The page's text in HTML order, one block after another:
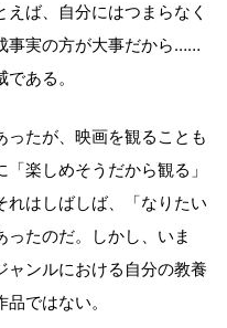
ば、自分にはつまらなく
事実の方が大事だから……
ある。
たが、映画を観ることも
楽しめそうだから観る」
れはしばしば、「なりたい
ったのだ。しかし、いま
ャンルにおける自分の教養
ではない。